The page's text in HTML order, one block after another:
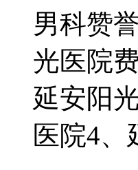
男科赞
光医院
延安阳
医院4